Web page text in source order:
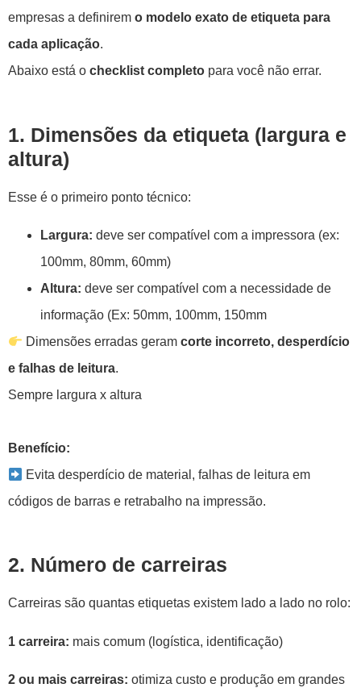
empresas a definirem o modelo exato de etiqueta para
cada aplicação.
Abaixo está o checklist completo para você não errar.
1. Dimensões da etiqueta (largura e
altura)
Esse é o primeiro ponto técnico:
Largura: deve ser compatível com a impressora (ex:
100mm, 80mm, 60mm)
Altura: deve ser compatível com a necessidade de
informação (Ex: 50mm, 100mm, 150mm
Dimensões erradas geramcorte incorreto, desperdício
e falhas de leitura.
Sempre largura x altura
Benefício:
Evita desperdício de material, falhas de leitura em
códigos de barras e retrabalho na impressão.
2. Número de carreiras
Carreiras são quantas etiquetas existem lado a lado no rolo:
1 carreira: mais comum (logística, identificação)
2 ou mais carreiras: otimiza custo e produção em grandes